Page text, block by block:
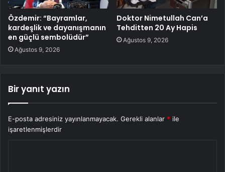
Özdemir: “Bayramlar,
kardeşlik ve dayanışmanın
en güçlü sembolüdür”
Ağustos 9, 2026
Doktor Nimetullah Can’a
Tehditten 20 Ay Hapis
Ağustos 9, 2026
Bir yanıt yazın
E-posta adresiniz yayınlanmayacak. Gerekli alanlar * ile
işaretlenmişlerdir